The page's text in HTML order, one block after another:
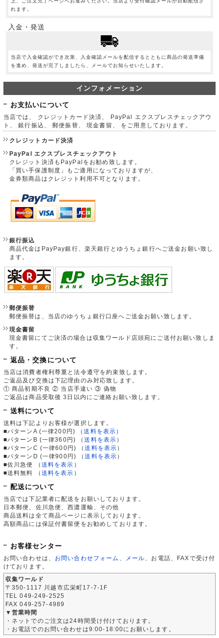
れます。
入金・発送
当店で入金確認ができ次第、入金確認メールを配信するとともに商品の発送準備
を進め、発送が完了しましたら、メールでお知らせいたします。
インフォメーション
お支払いについて
当店では、 クレジットカード決済、 PayPal エクスプレスチェックアウ
ト、 銀行振込、 郵便振替、 現金書留、 をご用意しております。
クレジットカード決済
PayPal エクスプレスチェックアウト
クレジット決済もPayPalをお勧め致します。
「買い手保護制度」もご適用になっておりますが、
金券類商品はクレジット利用不可となります。
銀行振込
商品代金はPayPay銀行、楽天銀行とゆうちょ銀行へご送金お願い致し
ます。
郵便振替
郵便振替は、当店のゆうちょ銀行口座へご送金お願い致します。
現金書留
現金書留にてご決済の場合は収集ワールド店頭宛にご送付お願い致しま
す。
返品・交換について
当店は消費者権利尊重と法令遵守を約束致します。
ご返品及び交換は下記理由のみ対応致します。
① 商品初期不良 ② 当店手違い ③ 偽物
ご返品は商品受取後 3日以内にご連絡お願い致します。
送料について
送料は下記よりお客様が選択します。
■パターンA (一律200円)
（送料を表示 ）
■パターンB (一律360円)
（送料を表示 ）
■パターンC (一律600円)
（送料を表示 ）
■パターンD (一律900円)
（送料を表示 ）
■佐川急便
（ 送料を表示 ）
■送料無料
（ 送料を表示 ）
配送について
当店では下記業者に配送をお願いしております。
日本郵便、佐川急便、西濃運輸、その他
商品送料は全て商品ページに表示しております。
高額商品には保証付書留便をお勧めしております。
お客様センター
お問い合わせは、 お問い合わせフォーム メール 、お電話、FAXで受け付
けております。
収集ワールド
〒350-1117 川越市広栄町17-7-1F
TEL 049-249-2525
FAX 049-257-4989
▼営業時間
・ネットでのご注文は24時間受け付けております。
・お電話でのお問い合わせは9:00-18:00にお願いします。